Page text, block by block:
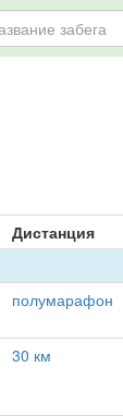
Дистанция
полумарафон
30 км